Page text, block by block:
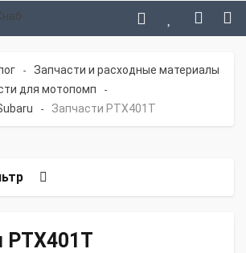
- Запчасти и расходные материалы
для мотопомп -
- Запчасти PTX401T
PTX401T